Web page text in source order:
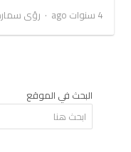
4 سنوات ago
Author
رؤى
البحث في الموقع